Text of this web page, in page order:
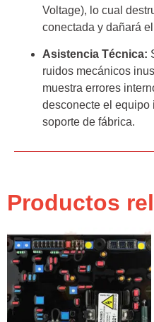
Voltage), lo cual
conectada y dañará
Asistencia Técnica:
ruidos mecánicos
muestra errores
desconecte el equipo
soporte de fábrica.
Productos